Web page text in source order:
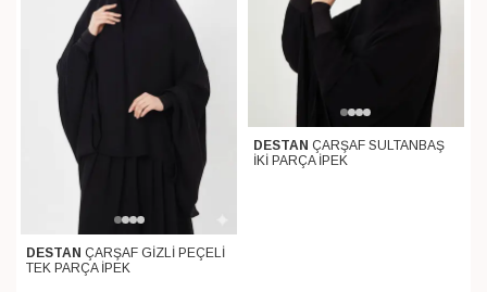
DESTAN ÇARŞAF GİZLİ PEÇELİ
TEK PARÇA İPEK
DESTAN ÇARŞAF SULTANBAŞ
İKİ PARÇA İPEK